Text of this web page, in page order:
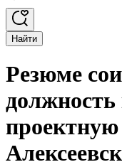
Найти
Резюме
должность
проектную